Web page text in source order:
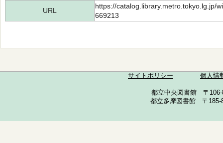
URL
https://catalog.library.metro.tokyo.lg.jp/
669213
サイトポリシー 個人情
都立中央図書館 〒
都立多摩図書館 〒185-